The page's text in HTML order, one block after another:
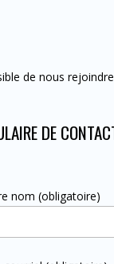
de nous
DE
nom (obligatoire)